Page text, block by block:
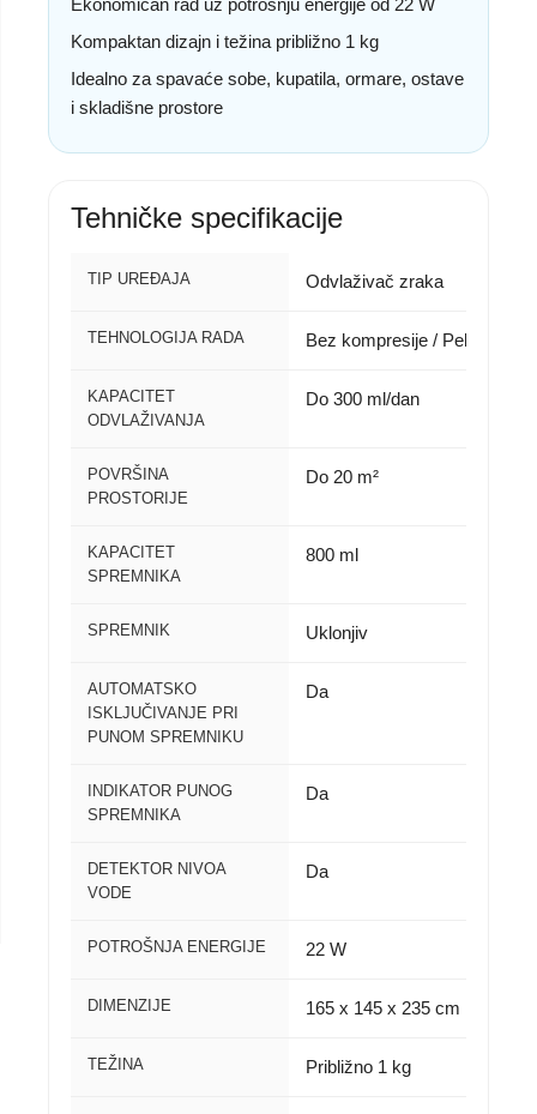
Ekonomičan rad uz potrošnju energije od 22 W
Kompaktan dizajn i težina približno 1 kg
Idealno za spavaće sobe, kupatila, ormare, ostave
i skladišne prostore
Tehničke specifikacije
TIP UREĐAJA Odvlaživač zraka
TEHNOLOGIJA RADA Bez kompresije / Peltier
KAPACITET
ODVLAŽIVANJA
Do 300 ml/dan
POVRŠINA
PROSTORIJE
Do 20 m²
KAPACITET
SPREMNIKA
800 ml
SPREMNIK Uklonjiv
AUTOMATSKO
ISKLJUČIVANJE PRI
PUNOM SPREMNIKU
Da
INDIKATOR PUNOG
SPREMNIKA
Da
DETEKTOR NIVOA
VODE
Da
POTROŠNJA ENERGIJE 22 W
DIMENZIJE 165 x 145 x 235 cm
TEŽINA Približno 1 kg